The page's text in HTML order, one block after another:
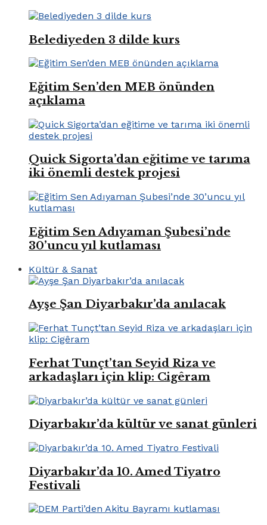
Belediyeden 3 dilde kurs
Eğitim Sen’den MEB önünden
açıklama
Quick Sigorta’dan eğitime ve tarıma
iki önemli destek projesi
Eğitim Sen Adıyaman Şubesi’nde
30’uncu yıl kutlaması
Kültür & Sanat
Ayşe Şan Diyarbakır’da anılacak
Ferhat Tunçt’tan Seyid Riza ve
arkadaşları için klip: Cigêram
Diyarbakır’da kültür ve sanat günleri
Diyarbakır’da 10. Amed Tiyatro
Festivali